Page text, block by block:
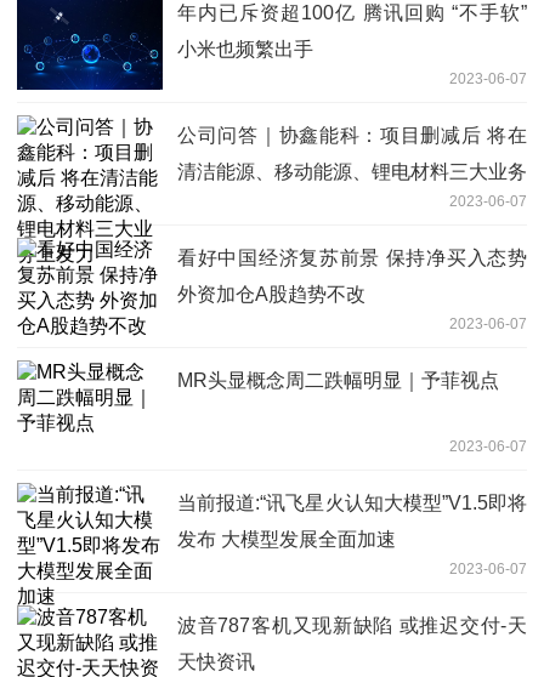
年内已斥资超100亿 腾讯回购 “不手软”
小米也频繁出手
2023-06-07
公司问答｜协鑫能科：项目删减后 将在
清洁能源、移动能源、锂电材料三大业务
2023-06-07
看好中国经济复苏前景 保持净买入态势
外资加仓A股趋势不改
2023-06-07
MR头显概念周二跌幅明显｜予菲视点
2023-06-07
当前报道:“讯飞星火认知大模型”V1.5即将
发布 大模型发展全面加速
2023-06-07
波音787客机又现新缺陷 或推迟交付-天
天快资讯